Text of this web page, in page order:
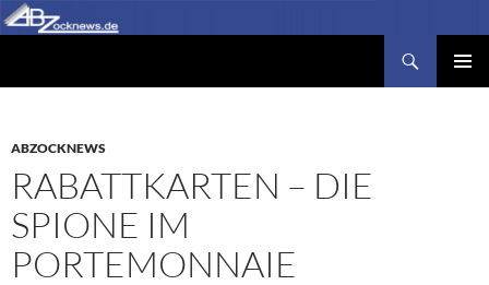
Zum
Inhalt
ABZOCKNEWS
RABATTKARTEN – DIE
SPIONE IM
PORTEMONNAIE